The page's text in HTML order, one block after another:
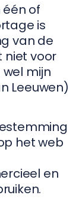
of
is
van de
voor
mijn
Leeuwen)
het web
en